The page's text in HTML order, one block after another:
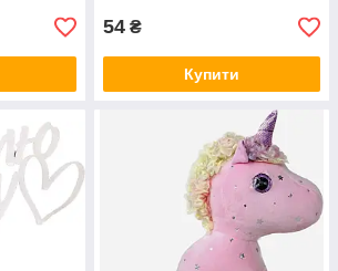
54 ₴
Купити